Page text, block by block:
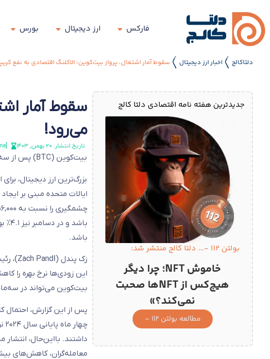
فارکس ارز دیجیتال بورس
دلتاکالج اخبار ارز دیجیتال سقوط آمار اشتغال، پرواز بیت‌کوین؛ الاکلنگ اقتصادی به نفع
سقوط آمار
می‌رود!
تاریخ انتشار: ۲۰ بهمن, ۱۴۰۳ [reading_time]
بیت‌کوین (BTC) پس از سه روز کاهش، مجدداً رشد کرد، زیرا رشد اشتغال در آمریکا در ماه ژانویه کمتر از پیش‌بینی‌ها بود.
باشد.
زک پندل (Zach Pandl)، رئیس تحقیقات Grayscale گفت
این زودی‌ها نرخ بهره را
بیت‌کوین می‌تواند در
داشتند. بااین‌حال،
معامله‌گران، کاهش‌های
جدیدترین هفته نامه اقتصادی دلتا کالج
بولتن 112 -... دلتا کالج منتشر شد:
خاموش NFT؛ چرا دیگر
هیچ‌کس از NFTها صحبت
نمی‌کند؟»
مطالعه بولتن 112 –